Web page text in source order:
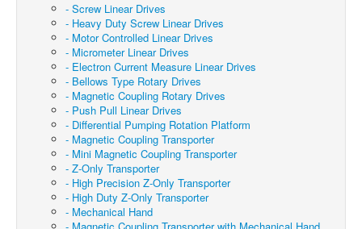
- Screw Linear Drives
- Heavy Duty Screw Linear Drives
- Motor Controlled Linear Drives
- Micrometer Linear Drives
- Electron Current Measure Linear Drives
- Bellows Type Rotary Drives
- Magnetic Coupling Rotary Drives
- Push Pull Linear Drives
- Differential Pumping Rotation Platform
- Magnetic Coupling Transporter
- Mini Magnetic Coupling Transporter
- Z-Only Transporter
- High Precision Z-Only Transporter
- High Duty Z-Only Transporter
- Mechanical Hand